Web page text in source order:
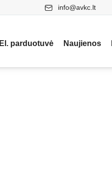
info@avkc.lt
El. parduotuvė Naujienos